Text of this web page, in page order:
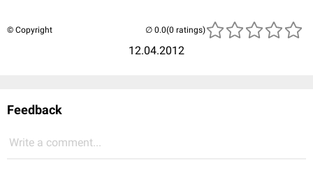
© Copyright
12.04.2012
(0 ratings)
Feedback
Write a comment...